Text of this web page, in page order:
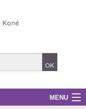
MENU